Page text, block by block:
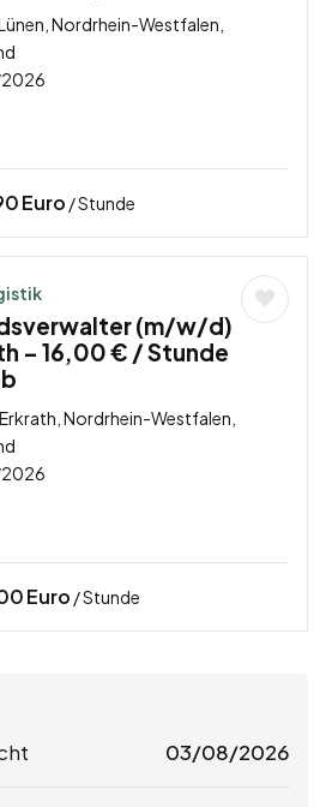
Nordrhein-Westfalen,
Euro / Stunde
(m/w/d)
– 16,00 € / Stunde
Nordrhein-Westfalen,
Euro / Stunde
03/08/2026